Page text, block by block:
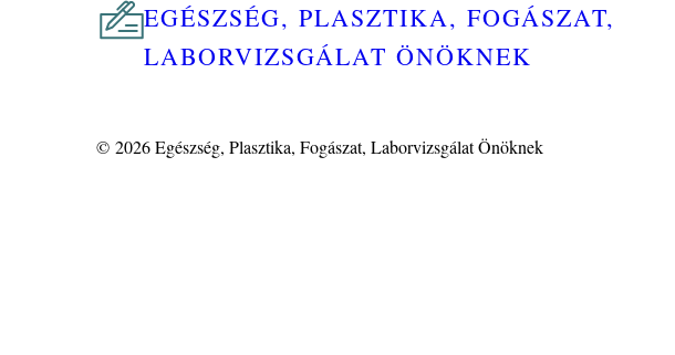
EGÉSZSÉG, PLASZTIKA, FOGÁSZAT,
LABORVIZSGÁLAT ÖNÖKNEK
© 2026Egészség, Plasztika, Fogászat, Laborvizsgálat Önöknek